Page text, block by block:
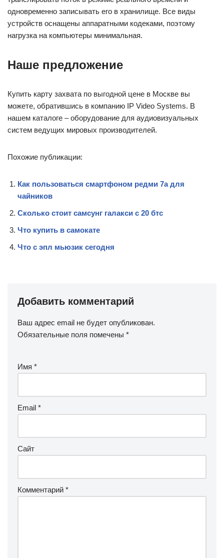
одновременно записывать его в хранилище. Все виды
устройств оснащены аппаратными кодеками, поэтому
нагрузка на компьютеры минимальная.
Наше предложение
Купить карту захвата по выгодной цене в Москве вы
можете, обратившись в компанию IP Video Systems. В
нашем каталоге – оборудование для аудиовизуальных
систем ведущих мировых производителей.
Похожие публикации:
Как пользоваться смартфоном редми 7а для
чайников
Сколько стоит самсунг галакси с 20 бтс
Что купить в самокате
Что с эпл мьюзик сегодня
Добавить комментарий
Ваш адрес email не будет опубликован.
Обязательные поля помечены *
Имя *
Email *
Сайт
Комментарий *